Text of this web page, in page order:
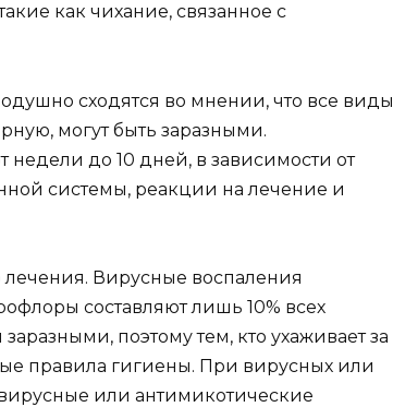
как чихание, связанное с
сходятся во мнении, что все виды
могут быть заразными.
недели до 10 дней, в зависимости от
системы, реакции на лечение и
Вирусные воспаления
составляют лишь 10% всех
поэтому тем, кто ухаживает за
правила гигиены. При вирусных или
или антимикотические